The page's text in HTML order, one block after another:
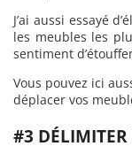
J’ai aussi essayé
les meubles les
sentiment
Vous pouvez ici
déplacer vos
#3 DÉLIMITER